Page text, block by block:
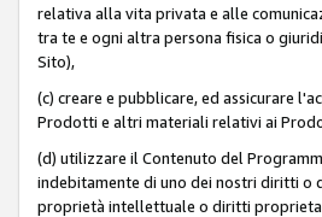
relativa alla vita privata e alle
tra te e ogni altra persona fisica o
Sito),
(c) creare e pubblicare, ed assicurare
Prodotti e altri materiali relativi ai
(d) utilizzare il Contenuto del
indebitamente di uno dei nostri diritti o
proprietà intellettuale o diritti